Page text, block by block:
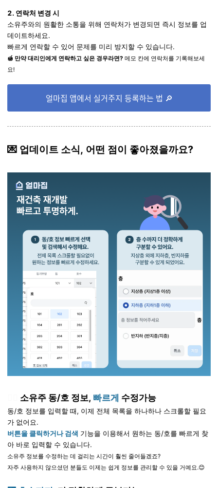
2. 연락처 변경 시
소유주와의 원활한 소통을 위해 연락처가 변경되면 즉시 정보를 업
데이트하세요.
빠르게 연락할 수 있어 문제를 미리 방지할 수 있습니다.
🍯 만약 대리인에게 연락하고 싶은 경우라면? 메모 칸에 연락처를 기록해보세
요!
얼마집 앱에서 실거주지 등록하는 법 🔎
💌 업데이트 소식, 어떤 점이 좋아졌을까요?
소유주 동/호 정보, 빠르게 수정가능
동/호 정보를 입력할 때, 이제 전체 목록을 하나하나 스크롤할 필요
가 없어요.
버튼을 클릭하거나 검색 기능을 이용해서 원하는 동/호를 빠르게 찾
아 바로 입력할 수 있습니다.
소유주 정보를 수정하는 데 걸리는 시간이 훨씬 줄어들겠죠?
자주 사용하지 않으셨던 분들도 이제는 쉽게 정보를 관리할 수 있을 거예요.😊